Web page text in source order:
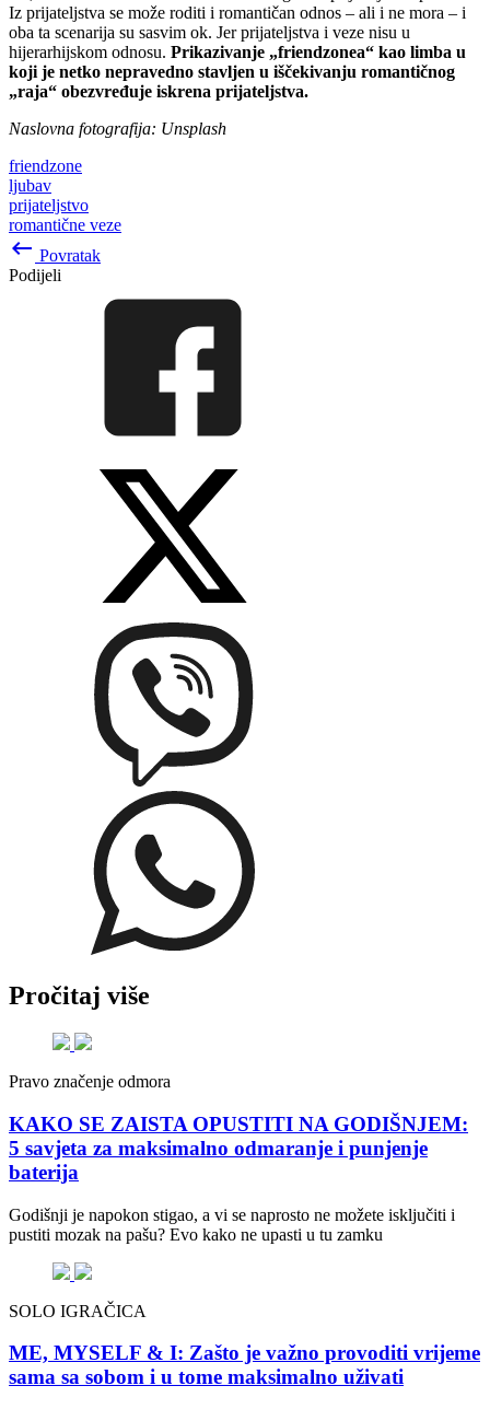
Iz prijateljstva se može roditi i romantičan odnos – ali i ne mora – i
oba ta scenarija su sasvim ok. Jer prijateljstva i veze nisu u
hijerarhijskom odnosu. Prikazivanje „friendzonea“ kao limba u
koji je netko nepravedno stavljen u iščekivanju romantičnog
„raja“ obezvređuje iskrena prijateljstva.
Naslovna fotografija: Unsplash
friendzone
ljubav
prijateljstvo
romantične veze
keyboard_backspace Povratak
Podijeli
Pročitaj više
Pravo značenje odmora
KAKO SE ZAISTA OPUSTITI NA GODIŠNJEM:
5 savjeta za maksimalno odmaranje i punjenje
baterija
Godišnji je napokon stigao, a vi se naprosto ne možete isključiti i
pustiti mozak na pašu? Evo kako ne upasti u tu zamku
SOLO IGRAČICA
ME, MYSELF & I: Zašto je važno provoditi vrijeme
sama sa sobom i u tome maksimalno uživati